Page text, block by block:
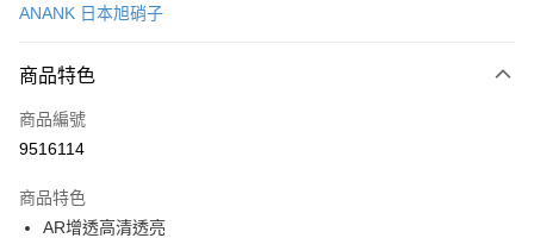
LINE Pay
Apple Pay
悠遊付
ANANK 日本旭硝子
商品特色
商品編號
9516114
商品特色
AR增透高清透亮